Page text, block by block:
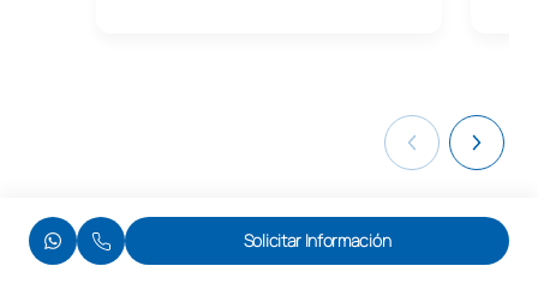
Otras titulaciones de UAX Málaga
Solicitar Información